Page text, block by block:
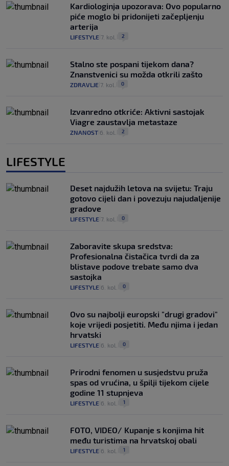
Kardiologinja upozorava: Ovo popularno
piće moglo bi pridonijeti začepljenju
arterija
LIFESTYLE 7. kol. 2
Stalno ste pospani tijekom dana?
Znanstvenici su možda otkrili zašto
ZDRAVLJE 7. kol. 0
Izvanredno otkriće: Aktivni sastojak
Viagre zaustavlja metastaze
ZNANOST 6. kol. 2
LIFESTYLE
Deset najdužih letova na svijetu: Traju
gotovo cijeli dan i povezuju najudaljenije
gradove
LIFESTYLE 7. kol. 0
Zaboravite skupa sredstva:
Profesionalna čistačica tvrdi da za
blistave podove trebate samo dva
sastojka
LIFESTYLE 6. kol. 0
Ovo su najbolji europski "drugi gradovi"
koje vrijedi posjetiti. Među njima i jedan
hrvatski
LIFESTYLE 6. kol. 0
Prirodni fenomen u susjedstvu pruža
spas od vrućina, u špilji tijekom cijele
godine 11 stupnjeva
LIFESTYLE 6. kol. 1
FOTO, VIDEO/ Kupanje s konjima hit
među turistima na hrvatskoj obali
LIFESTYLE 6. kol. 1